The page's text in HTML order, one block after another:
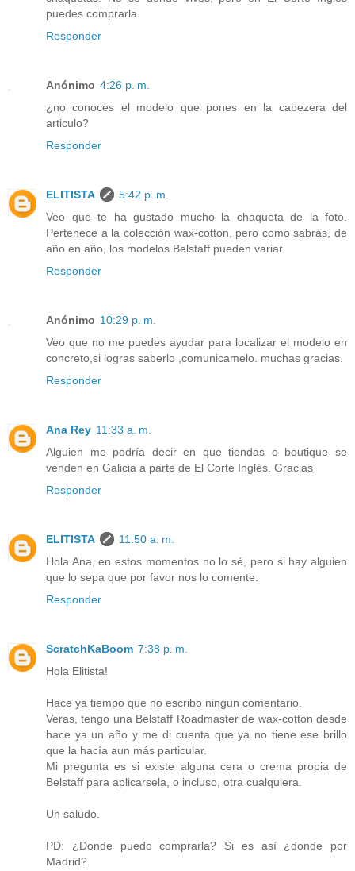
puedes comprarla.
Responder
Anónimo 4:26 p. m.
¿no conoces el modelo que pones en la cabezera del
articulo?
Responder
ELITISTA
5:42 p. m.
Veo que te ha gustado mucho la chaqueta de la foto.
Pertenece a la colección wax-cotton, pero como sabrás, de
año en año, los modelos Belstaff pueden variar.
Responder
Anónimo 10:29 p. m.
Veo que no me puedes ayudar para localizar el modelo en
concreto,si logras saberlo ,comunicamelo. muchas gracias.
Responder
Ana Rey 11:33 a. m.
Alguien me podría decir en que tiendas o boutique se
venden en Galicia a parte de El Corte Inglés. Gracias
Responder
ELITISTA
11:50 a. m.
Hola Ana, en estos momentos no lo sé, pero si hay alguien
que lo sepa que por favor nos lo comente.
Responder
ScratchKaBoom 7:38 p. m.
Hola Elitista!
Hace ya tiempo que no escribo ningun comentario.
Veras, tengo una Belstaff Roadmaster de wax-cotton desde
hace ya un año y me di cuenta que ya no tiene ese brillo
que la hacía aun más particular.
Mi pregunta es si existe alguna cera o crema propia de
Belstaff para aplicarsela, o incluso, otra cualquiera.
Un saludo.
PD: ¿Donde puedo comprarla? Si es así ¿donde por
Madrid?